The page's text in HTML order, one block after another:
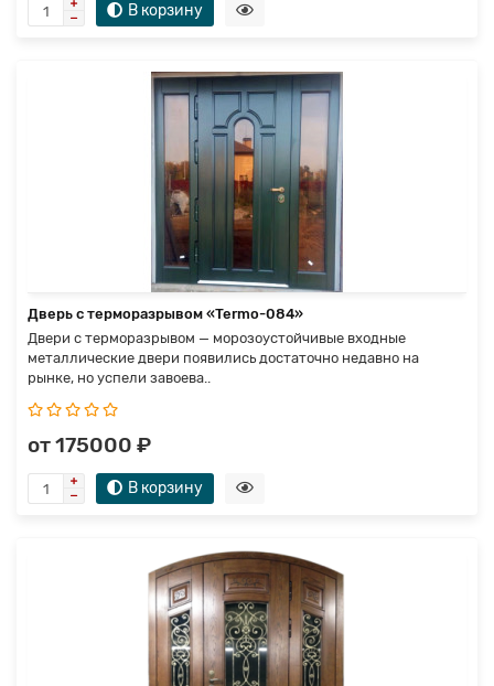
В корзину
Дверь с терморазрывом «Termo-084»
Двери с терморазрывом — морозоустойчивые входные
металлические двери появились достаточно недавно на
рынке, но успели завоева..
от 175000 ₽
В корзину